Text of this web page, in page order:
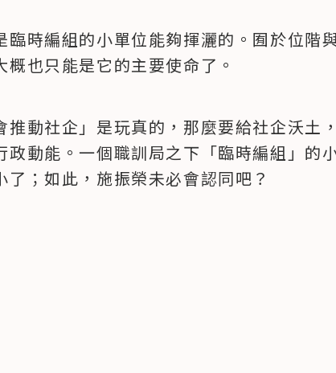
時編組的小單位能夠揮灑的。囿於位階
概也只能是它的主要使命了。
推動社企」是玩真的，那麼要給社企沃土
動能。一個職訓局之下「臨時編組」的
；如此，施振榮未必會認同吧？